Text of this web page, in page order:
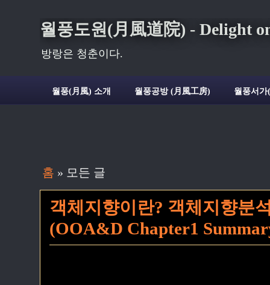
월풍도원(月風道院) - Delight
방랑은 청춘이다.
월풍(月風) 소개 월풍공방 (月風工房) 월풍서
홈 » 모든 글
객체지향이란? 객체지향분
(OOA&D Chapter1